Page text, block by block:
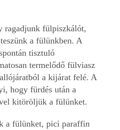
ragadjunk fülpiszkálót,
a fülünkben. A
tisztuló
termelődő fülviasz
a kijárat felé. A
hogy fürdés után a
kitöröljük a fülünket.
a fülünket, pici paraffin